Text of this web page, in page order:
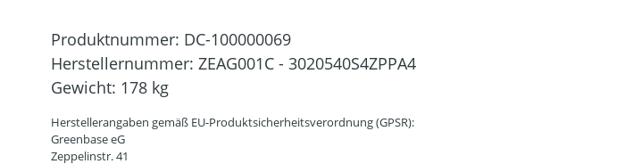
Produktnummer: DC-100000069
Herstellernummer: ZEAG001C - 3020540S4ZPPA4
Gewicht: 178 kg
Herstellerangaben gemäß EU-Produktsicherheitsverordnung (GPSR):
Greenbase eG
Zeppelinstr. 41